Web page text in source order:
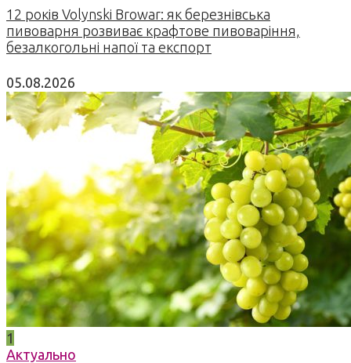
12 років Volynski Browar: як березнівська
пивоварня розвиває крафтове пивоваріння,
безалкогольні напої та експорт
05.08.2026
1
Актуально